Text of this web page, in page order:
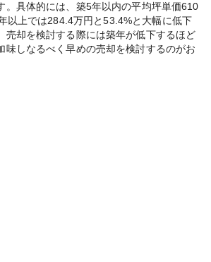
。具体的には、築5年以内の平均坪単価610
以上では284.4万円と53.4%と大幅に低下
売却を検討する際には築年が低下するほど
味しなるべく早めの売却を検討するのがお